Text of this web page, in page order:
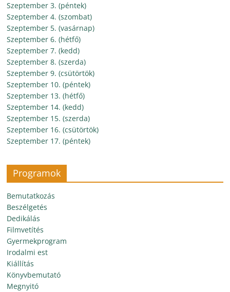
Szeptember 3. (péntek)
Szeptember 4. (szombat)
Szeptember 5. (vasárnap)
Szeptember 6. (hétfő)
Szeptember 7. (kedd)
Szeptember 8. (szerda)
Szeptember 9. (csütörtök)
Szeptember 10. (péntek)
Szeptember 13. (hétfő)
Szeptember 14. (kedd)
Szeptember 15. (szerda)
Szeptember 16. (csütörtök)
Szeptember 17. (péntek)
Programok
Bemutatkozás
Beszélgetés
Dedikálás
Filmvetítés
Gyermekprogram
Irodalmi est
Kiállítás
Könyvbemutató
Megnyitó